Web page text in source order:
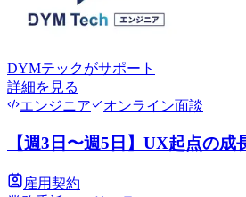
DYMテックがサポート
詳細を見る
エンジニア
オンライン面談
【週3日〜週5日】UX起点の成
雇用契約